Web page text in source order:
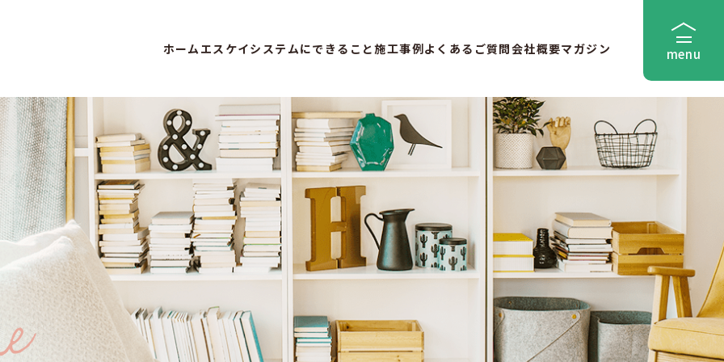
ホーム エスケイシステムにできること施工事例よくあるご質問会社概要マガジン menu